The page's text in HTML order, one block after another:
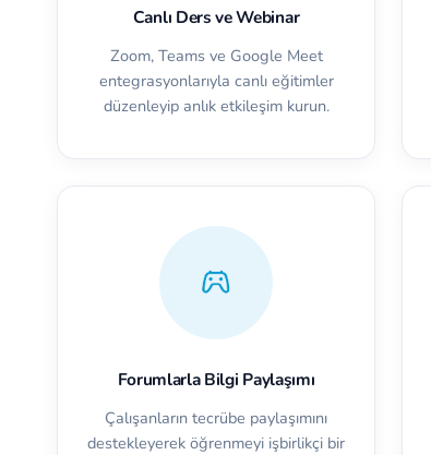
Canlı Ders ve Webinar
Zoom, Teams ve Google Meet
entegrasyonlarıyla canlı eğitimler
düzenleyip anlık etkileşim kurun.
Forumlarla Bilgi Paylaşımı
Çalışanların tecrübe paylaşımını
destekleyerek öğrenmeyi işbirlikçi bir